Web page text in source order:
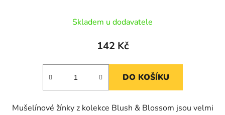
Skladem u dodavatele
142 Kč
DO KOŠÍKU
Mušelínové žínky z kolekce Blush & Blossom jsou velmi